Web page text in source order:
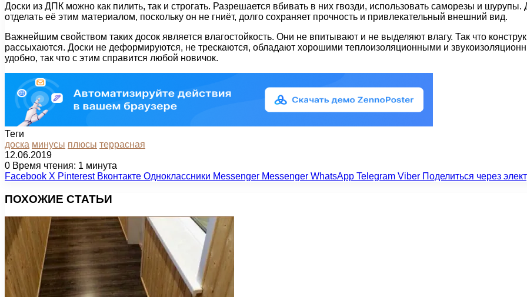
Доски из ДПК можно как пилить, так и строгать. Разрешается вбивать в них гвозди, использовать саморезы и
отделать её этим материалом, поскольку он не гниёт, долго сохраняет прочность и привлекательный внешний вид.
Важнейшим свойством таких досок является влагостойкость. Они не впитывают и не выделяют влагу. Так что
рассыхаются. Доски не деформируются, не трескаются, обладают хорошими теплоизоляционными и
удобно, так что с этим справится любой новичок.
Теги
доска минусы плюсы террасная
12.06.2019
0 Время чтения: 1 минута
Facebook X Pinterest Вконтакте Одноклассники Messenger Messenger WhatsApp Telegram Viber Поделиться через
ПОХОЖИЕ СТАТЬИ